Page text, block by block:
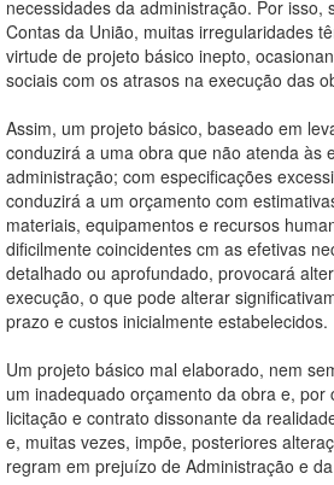
necessidades da administração. Por isso,
Contas da União, muitas irregularidades
virtude de projeto básico inepto,
sociais com os atrasos na execução das
Assim, um projeto básico, baseado em
conduzirá a uma obra que não atenda às
administração; com especificações
conduzirá a um orçamento com
materiais, equipamentos e recursos
dificilmente coincidentes cm as efetivas
detalhado ou aprofundado, provocará
execução, o que pode alterar
prazo e custos inicialmente estabelecidos.
Um projeto básico mal elaborado, nem
um inadequado orçamento da obra e, por
licitação e contrato dissonante da
e, muitas vezes, impõe, posteriores
regram em prejuízo de Administração e